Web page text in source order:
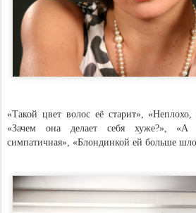
«Такой цвет волос её старит»,
«Зачем она делает себя хуже?»,
симпатичная», «Блондинкой ей больше